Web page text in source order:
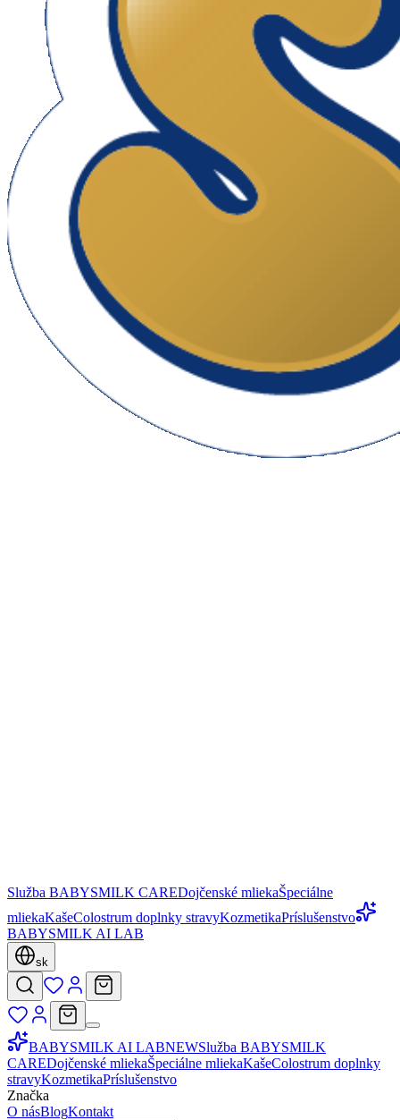
Služba BABYSMILK CAREDojčenské mliekaŠpeciálne
mliekaKašeColostrum doplnky stravyKozmetikaPríslušenstvo
BABYSMILK AI LAB
sk
BABYSMILK AI LABNEWSlužba BABYSMILK
CAREDojčenské mliekaŠpeciálne mliekaKašeColostrum doplnky
stravyKozmetikaPríslušenstvo
Značka
O násBlogKontakt